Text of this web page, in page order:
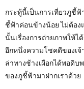
กระทู้นี้เป็นการเที่ยวภูชี้
ชี้ฟ้าค่อนข้างน้อย ไม่ต้อง
นั้นเรื่องการถ่ายภาพให้
อีกหนึ่งความโชคดีของเ
ล่าทางช้างเผือกได้พอดิบ
ของภูชี้ฟ้ามาฝากเราด้วย